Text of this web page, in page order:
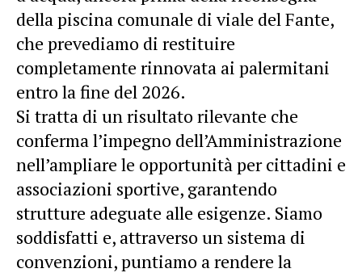
della piscina comunale di viale del Fante,
che prevediamo di restituire
completamente rinnovata ai palermitani
entro la fine del 2026.
Si tratta di un risultato rilevante che
conferma l’impegno dell’Amministrazione
nell’ampliare le opportunità per cittadini e
associazioni sportive, garantendo
strutture adeguate alle esigenze. Siamo
soddisfatti e, attraverso un sistema di
convenzioni, puntiamo a rendere la